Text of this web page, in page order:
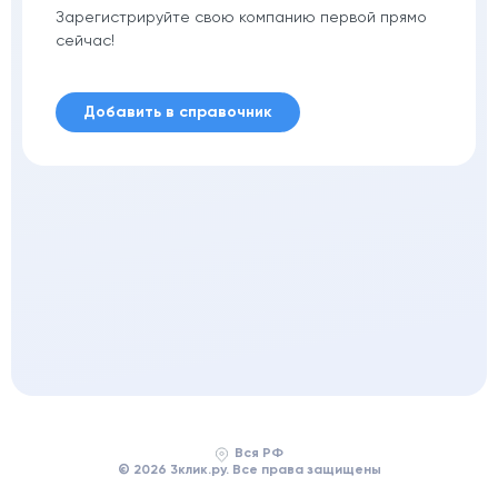
Зарегистрируйте свою компанию первой прямо
сейчас!
Добавить в справочник
Вся РФ
© 2026 3клик.ру. Все права защищены